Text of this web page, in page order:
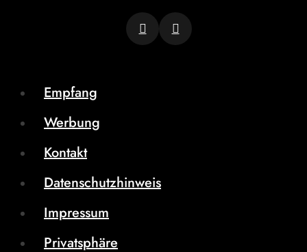
Empfang
Werbung
Kontakt
Datenschutzhinweis
Impressum
Privatsphäre